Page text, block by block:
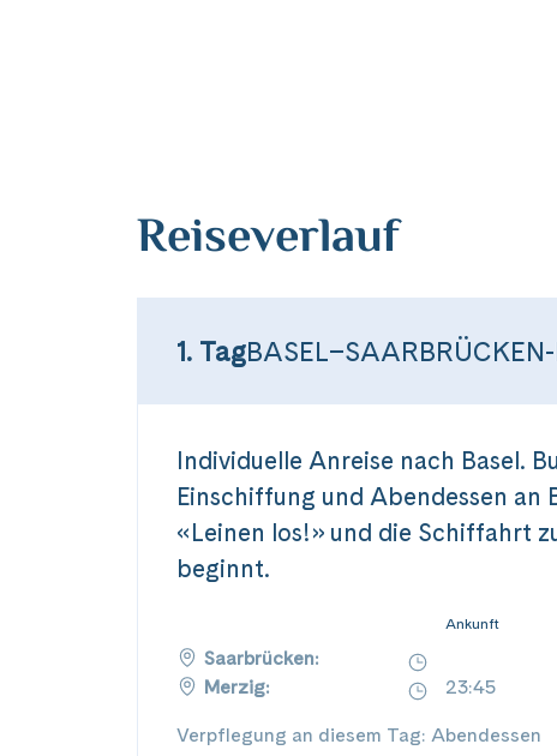
Reiseverlauf
1. Tag
Individuelle Anreise nach Basel.
Einschiffung und Abendessen an
«Leinen los!» und die Schiffahrt
beginnt.
Ankunft
Saarbrücken:
Merzig:
23:45
Verpflegung an diesem Tag: Abendessen